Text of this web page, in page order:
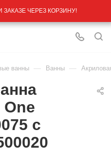
ЧЕРЕЗ КОРЗИНУ!
ванны — Ванны —
с